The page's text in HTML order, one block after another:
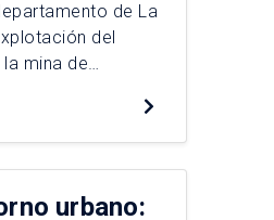
de La
del
mina de
urbano: